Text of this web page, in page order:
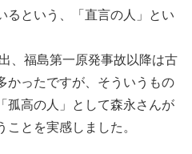
るという、「直言の人」とい
、福島第一原発事故以降は古
かったですが、そういうもの
孤高の人」として森永さんが
とを実感しました。